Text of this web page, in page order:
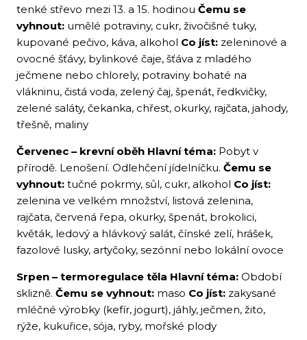
tenké střevo mezi 13. a 15. hodinou Čemu se
vyhnout: umělé potraviny, cukr, živočišné tuky,
kupované pečivo, káva, alkohol Co jíst: zeleninové a
ovocné šťávy, bylinkové čaje, šťáva z mladého
ječmene nebo chlorely, potraviny bohaté na
vlákninu, čistá voda, zelený čaj, špenát, ředkvičky,
zelené saláty, čekanka, chřest, okurky, rajčata, jahody,
třešně, maliny
Červenec – krevní oběh Hlavní téma: Pobyt v
přírodě. Lenošení. Odlehčení jídelníčku. Čemu se
vyhnout: tučné pokrmy, sůl, cukr, alkohol Co jíst:
zelenina ve velkém množství, listová zelenina,
rajčata, červená řepa, okurky, špenát, brokolici,
květák, ledový a hlávkový salát, čínské zelí, hrášek,
fazolové lusky, artyčoky, sezónní nebo lokální ovoce
Srpen – termoregulace těla Hlavní téma: Období
sklizně. Čemu se vyhnout: maso Co jíst: zakysané
mléčné výrobky (kefír, jogurt), jáhly, ječmen, žito,
rýže, kukuřice, sója, ryby, mořské plody